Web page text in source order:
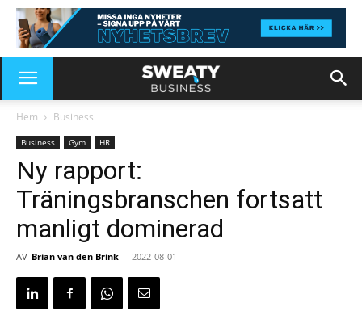
Hem Business
Business Gym HR
Ny rapport:
Träningsbranschen fortsatt
manligt dominerad
AV Brian van den Brink - 2022-08-01